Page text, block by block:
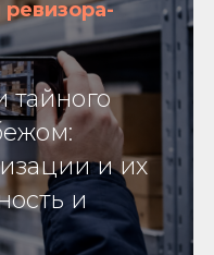
тайного
и их
и